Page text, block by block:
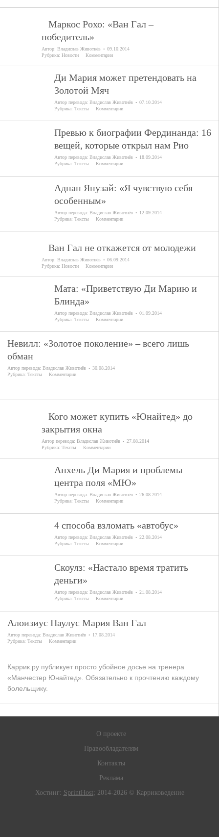
Маркос Рохо: «Ван Гал –
победитель»
Автор: Владислав Животнёв
09.10.2014
Рубрика: Новости Комментарии
Ди Мария может претендовать на
Золотой Мяч
Автор перевода:Владислав Животнёв
07.10.2014
Рубрика:Тексты Комментарии
Превью к биографии Фердинанда: 16
вещей, которые открыл нам Рио
Автор перевода:Владислав Животнёв
18.09.2014
Рубрика:Тексты Комментарии
Аднан Янузай: «Я чувствую себя
особенным»
Автор перевода:Владислав Животнёв
12.09.2014
Рубрика:Тексты Комментарии
Ван Гал не откажется от молодежи
Автор: Владислав Животнёв
06.09.2014
Рубрика: Новости Комментарии
Мата: «Приветствую Ди Марию и
Блинда»
Автор перевода:Владислав Животнёв
01.09.2014
Рубрика:Тексты Комментарии
Невилл: «Золотое поколение» – всего лишь
обман
Автор перевода: Владислав Животнёв
30.08.2014
Рубрика: Тексты Комментарии
Кого может купить «Юнайтед» до
закрытия окна
Автор перевода: Владислав Животнёв
27.08.2014
Рубрика: Тексты Комментарии
Анхель Ди Мария и проблемы
центра поля «МЮ»
Автор перевода:Владислав Животнёв
26.08.2014
Рубрика:Тексты Комментарии
4 способа взломать «автобус»
Автор перевода:Владислав Животнёв
22.08.2014
Рубрика:Тексты Комментарии
Скоулз: «Настало время тратить
деньги»
Автор перевода:Владислав Животнёв
21.08.2014
Рубрика:Тексты Комментарии
Алоизиус Паулус Мария Ван Гал
Автор перевода: Владислав Животнёв
17.08.2014
Рубрика: Тексты Комментарии
Каррик.ру публикует просто убойное досье на тренера
«Манчестер Юнайтед». Обязательно к прочтению каждому
болельщику.
О проекте
Правообладателям
Контакты
Реклама
Хостинг: SprintHost; 2014-2026 © Карриковедение